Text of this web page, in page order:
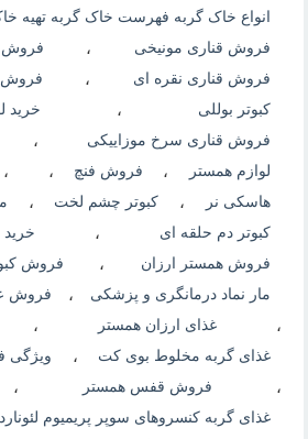
انواع خاک گربه فهرست خاک گربه تهیه
فروش قناری مونیخی ، فروش
فروش قناری نقره ای ، فروش
کبوتر بوللی ، خرید
فروش قناری سرخ موزاییکی ،
لوازم همستر ، فروش فنچ ، ،
هاسکی نر ، کبوتر چشم لخت ،
کبوتر دم حلقه ای ،
فروش همستر ارزان ، فروش
مار نماد درمانگری و پزشکی ، فروش
، غذای ارزان همستر
غذای گربه مخلوط بوی کت ، ویژگی
، فروش قفس همستر
غذای گربه کنسروهای سوپر پریمیوم